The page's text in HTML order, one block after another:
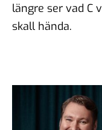
längre ser vad C
skall hända.